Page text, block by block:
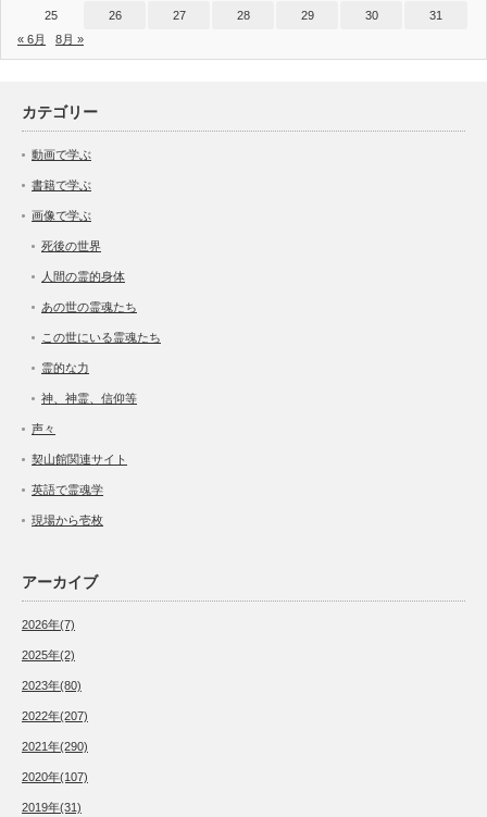
25 26 27 28 29 30
31
« 6月
8月 »
カテゴリー
動画で学ぶ
書籍で学ぶ
画像で学ぶ
死後の世界
人間の霊的身体
あの世の霊魂たち
この世にいる霊魂たち
霊的な力
神、神霊、信仰等
声々
契山館関連サイト
英語で霊魂学
現場から壱枚
アーカイブ
2026年(7)
2025年(2)
2023年(80)
2022年(207)
2021年(290)
2020年(107)
2019年(31)